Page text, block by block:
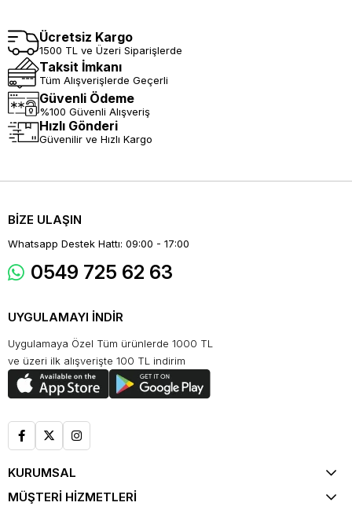
Ücretsiz Kargo
1500 TL ve Üzeri Siparişlerde
Taksit İmkanı
Tüm Alışverişlerde Geçerli
Güvenli Ödeme
%100 Güvenli Alışveriş
Hızlı Gönderi
Güvenilir ve Hızlı Kargo
BİZE ULAŞIN
Whatsapp Destek Hattı: 09:00 - 17:00
0549 725 62 63
UYGULAMAYI İNDİR
Uygulamaya Özel Tüm ürünlerde 1000 TL
ve üzeri ilk alışverişte 100 TL indirim
KURUMSAL
MÜŞTERİ HİZMETLERİ